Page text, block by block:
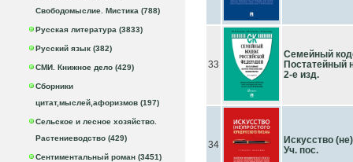
Свободомыслие. Мистика (788)
Русская литература (3833)
Русский язык (382)
СМИ. Книжное дело (429)
Сборники
цитат,мыслей,афоризмов (197)
Сельское и лесное хозяйство.
Растениеводство (429)
Сентиментальный роман (3451)
33
Семейный
Постатейный
2-е изд.
34
Искусство
Уч. пос.